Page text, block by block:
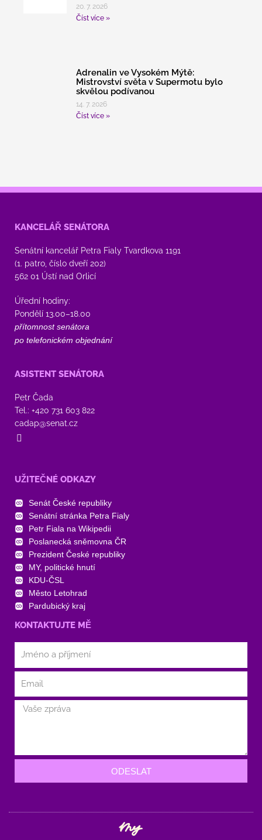
20. 7. 2026
Číst více »
Adrenalin ve Vysokém Mýtě:
Mistrovství světa v Supermotu bylo
skvělou podívanou
14. 7. 2026
Číst více »
KANCELÁŘ SENÁTORA
Senátní kancelář Petra Fialy Tvardkova 1191
(1. patro, číslo dveří 202)
562 01 Ústí nad Orlicí
Úřední hodiny:
Pondělí 13.00–18.00
přítomnost senátora
po telefonickém objednání
ASISTENT SENÁTORA
Petr Čada
Tel.: +420 731 603 822
cadap@senat.cz
UŽITEČNÉ ODKAZY
Senát České republiky
Senátní stránka Petra Fialy
Petr Fiala na Wikipedii
Poslanecká sněmovna ČR
Prezident České republiky
MY, politické hnutí
KDU-ČSL
Město Letohrad
Pardubický kraj
KONTAKTUJTE MĚ
ODESLAT